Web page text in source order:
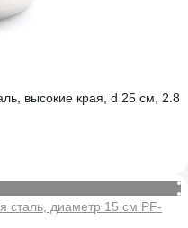
высокие края, d 25 см, 2.8